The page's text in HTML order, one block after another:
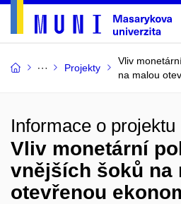
Projekty
Vliv
na malou
Informace o projektu
Vliv monetární
vnějších šoků na
otevřenou